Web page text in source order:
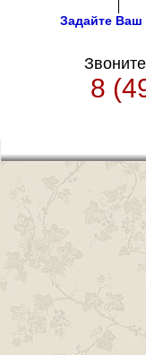
Задайте
8